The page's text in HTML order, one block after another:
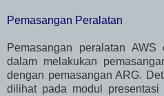
Pemasangan Peralatan
Pemasangan peralatan AWS
dalam melakukan
dengan pemasangan ARG.
dilihat pada modul presentasi